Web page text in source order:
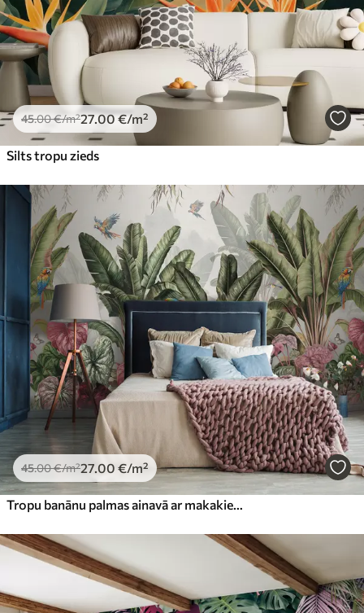
45.00€/m²27.00€/m²
Silts tropu zieds
45.00€/m²27.00 €/m²
Tropu banānu palmas ainavā ar makakiem un tauriņiem vintage stilā